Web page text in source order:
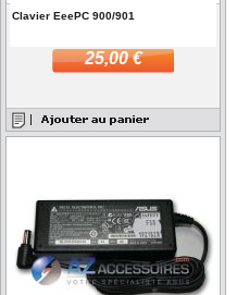
Clavier EeePC 900/901
25,00 €